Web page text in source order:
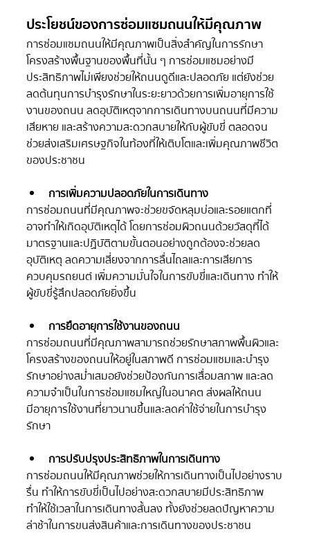
ประโยชน์ของการซ่อมแซมถนนให้มีคุณภาพ
การซ่อมแซมถนนให้มีคุณภาพเป็นสิ่งสำคัญในการรักษา
โครงสร้างพื้นฐานของพื้นที่นั้น ๆ การซ่อมแซมอย่างมี
ประสิทธิภาพไม่เพียงช่วยให้ถนนดูดีและปลอดภัย แต่ยังช่วย
ลดต้นทุนการบำรุงรักษาในระยะยาวด้วยการเพิ่มอายุการใช้
งานของถนน ลดอุบัติเหตุจากการเดินทางบนถนนที่มีความ
เสียหาย และสร้างความสะดวกสบายให้กับผู้ขับขี่ ตลอดจน
ช่วยส่งเสริมเศรษฐกิจในท้องที่ให้เติบโตและเพิ่มคุณภาพชีวิต
ของประชาชน
การเพิ่มความปลอดภัยในการเดินทาง
การซ่อมถนนที่มีคุณภาพจะช่วยขจัดหลุมบ่อและรอยแตกที่
อาจทำให้เกิดอุบัติเหตุได้ โดยการซ่อมผิวถนนด้วยวัสดุที่ได้
มาตรฐานและปฏิบัติตามขั้นตอนอย่างถูกต้องจะช่วยลด
อุบัติเหตุ ลดความเสี่ยงจากการลื่นไถลและการเสียการ
ควบคุมรถยนต์ เพิ่มความมั่นใจในการขับขี่และเดินทาง ทำให้
ผู้ขับขี่รู้สึกปลอดภัยยิ่งขึ้น
การยืดอายุการใช้งานของถนน
การซ่อมถนนที่มีคุณภาพสามารถช่วยรักษาสภาพพื้นผิวและ
โครงสร้างของถนนให้อยู่ในสภาพดี การซ่อมแซมและบำรุง
รักษาอย่างสม่ำเสมอยังช่วยป้องกันการเสื่อมสภาพ และลด
ความจำเป็นในการซ่อมแซมใหญ่ในอนาคต ส่งผลให้ถนน
มีอายุการใช้งานที่ยาวนานขึ้นและลดค่าใช้จ่ายในการบำรุง
รักษา
การปรับปรุงประสิทธิภาพในการเดินทาง
การซ่อมถนนให้มีคุณภาพช่วยให้การเดินทางเป็นไปอย่างราบ
รื่น ทำให้การขับขี่เป็นไปอย่างสะดวกสบายมีประสิทธิภาพ
ทำให้ใช้เวลาในการเดินทางสั้นลง  ทั้งยังช่วยลดปัญหาความ
ล่าช้าในการขนส่งสินค้าและการเดินทางของประชาชน